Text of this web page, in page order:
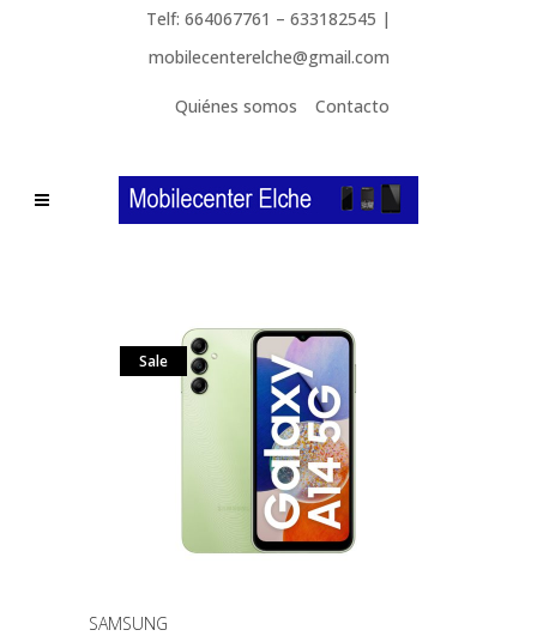
Telf: 664067761 – 633182545 |
mobilecenterelche@gmail.com
Quiénes somos Contacto
Sale
SAMSUNG